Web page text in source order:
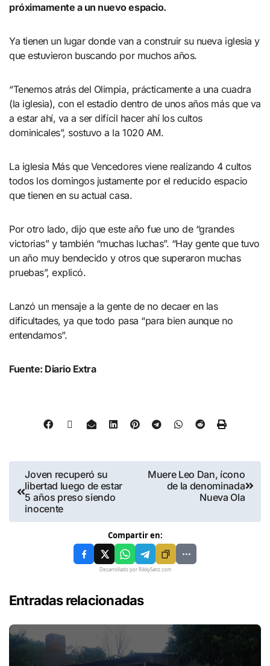
próximamente a un nuevo espacio.
Ya tienen un lugar donde van a construir su nueva iglesia y
que estuvieron buscando por muchos años.
“Tenemos atrás del Olimpia, prácticamente a una cuadra
(la iglesia), con el estadio dentro de unos años más que va
a estar ahí, va a ser difícil hacer ahí los cultos
dominicales”, sostuvo a la 1020 AM.
La iglesia Más que Vencedores viene realizando 4 cultos
todos los domingos justamente por el reducido espacio
que tienen en su actual casa.
Por otro lado, dijo que este año fue uno de “grandes
victorias” y también “muchas luchas”. “Hay gente que tuvo
un año muy bendecido y otros que superaron muchas
pruebas”, explicó.
Lanzó un mensaje a la gente de no decaer en las
dificultades, ya que todo pasa “para bien aunque no
entendamos”.
Fuente: Diario Extra
Joven recuperó su
libertad luego de estar
5 años preso siendo
inocente
Muere Leo Dan, ícono
de la denominada
Nueva Ola
Compartir en:
Desarrollado por RikkySanz.com
Entradas relacionadas